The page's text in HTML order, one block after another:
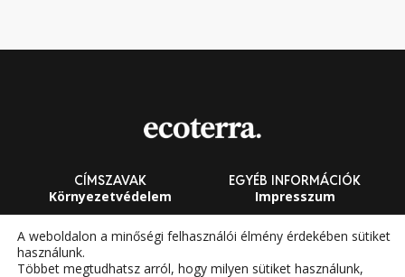
CÍMSZAVAK
Környezetvédelem
Fenntarthatóság
Megújuló energia
EGYÉB INFORMÁCIÓK
Impresszum
Általános Szerződési
Feltételek
A weboldalon a minőségi felhasználói élmény érdekében sütiket
használunk.
Többet megtudhatsz arról, hogy milyen sütiket használunk,